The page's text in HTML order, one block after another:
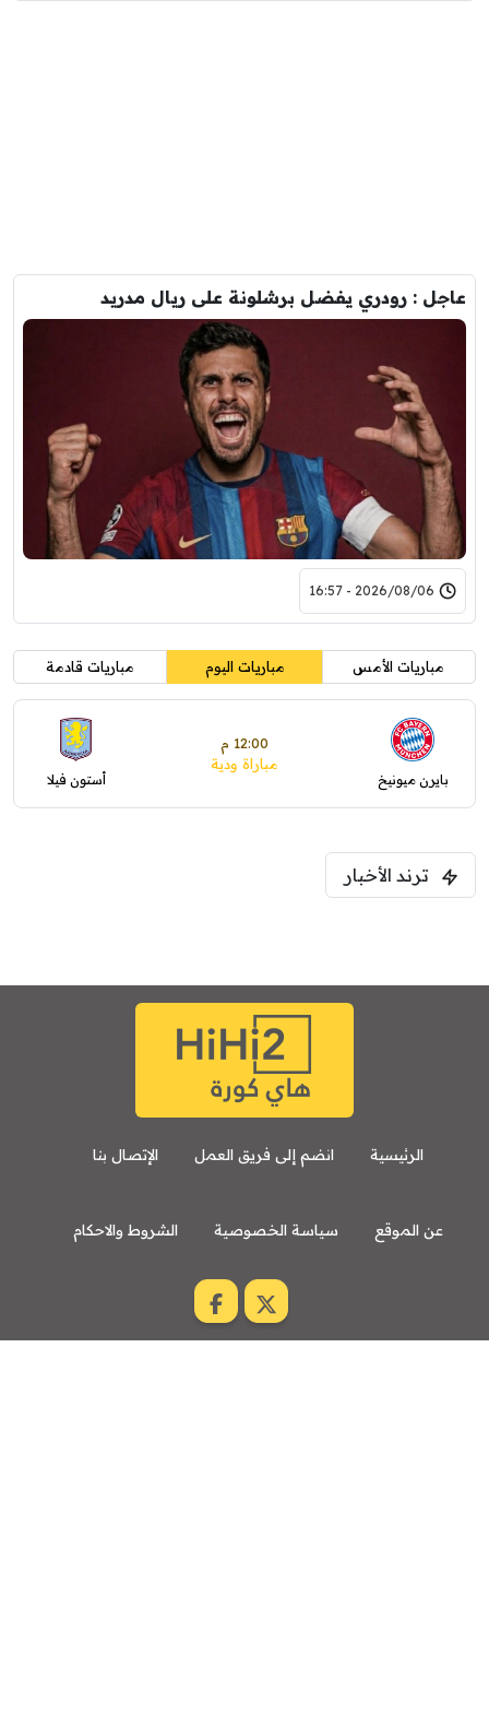
عاجل : رودري يفضل برشلونة على ريال مدريد
2026/08/06 - 16:57
مباريات الأمس مباريات اليوم مباريات قادمة
بايرن ميونيخ
12:00 م
مباراة ودية
أستون فيلا
ترند الأخبار
الرئيسية انضم إلى فريق العمل الإتصال بنا
عن الموقع سياسة الخصوصية الشروط والاحكام